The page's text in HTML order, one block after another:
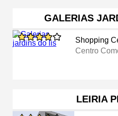
GALERIAS
Shopping
Centro
LEIRIA